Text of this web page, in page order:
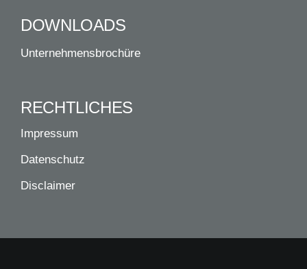
DOWNLOADS
Unternehmensbrochüre
RECHTLICHES
Impressum
Datenschutz
Disclaimer